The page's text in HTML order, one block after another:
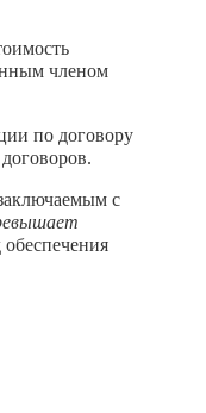
членом
по договору
с